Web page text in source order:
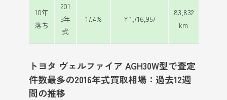
10年
落ち
201
5年
式
17.4% ¥1,716,957
83,832
km
トヨタ ヴェルファイア AGH30W型で査定
件数最多の2016年式買取相場：過去12週
間の推移